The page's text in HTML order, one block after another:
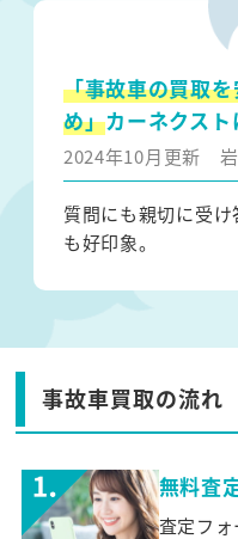
「事故車の買取
め」カーネクスト
2024年10月更新
質問にも親切に受
も好印象。
事故車買取の流れ
無料査
査定フ